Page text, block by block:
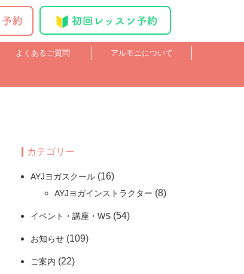
よくあるご質問 アルモニについて
カテゴリー
AYJヨガスクール (16)
AYJヨガインストラクター (8)
イベント・講座・WS (54)
お知らせ (109)
ご案内 (22)